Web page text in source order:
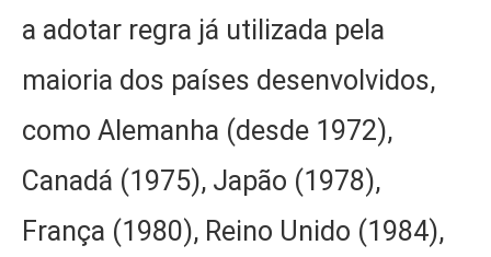
a adotar regra já utilizada pela
maioria dos países desenvolvidos,
como Alemanha (desde 1972),
Canadá (1975), Japão (1978),
França (1980), Reino Unido (1984),